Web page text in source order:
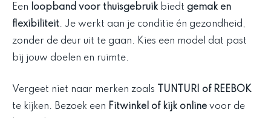
Een loopband voor thuisgebruik biedt gemak en
flexibiliteit. Je werkt aan je conditie én gezondheid,
zonder de deur uit te gaan. Kies een model dat past
bij jouw doelen en ruimte.
Vergeet niet naar merken zoals
TUNTURI of REEBOK
te kijken. Bezoek een Fitwinkel of kijk online voor de